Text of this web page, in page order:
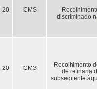
20 ICMS
discriminado
20 ICMS
Recolhimento
de refinaria
subsequente